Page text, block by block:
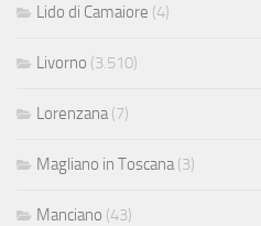
Lido di Camaiore (4)
Livorno (3.510)
Lorenzana (7)
Magliano in Toscana (3)
Manciano (43)